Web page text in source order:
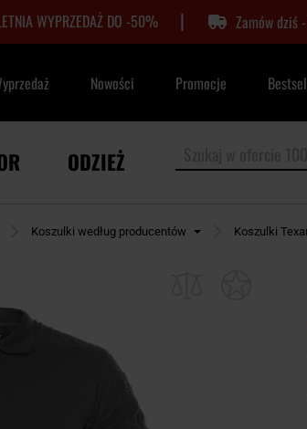
WYPRZEDAŻ DO -50% | Zamów dziś
Nowości Promocje
ODZIEŻ
Koszulki według producentów Koszulki